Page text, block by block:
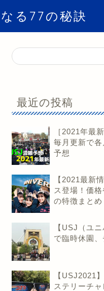
る77の秘訣
最近の投稿
［2021年最
毎月更新で
予想
【2021最新
ス登場！価
の特徴まとめ
【USJ（ユ
で臨時休園
【USJ2021
ステリーチ